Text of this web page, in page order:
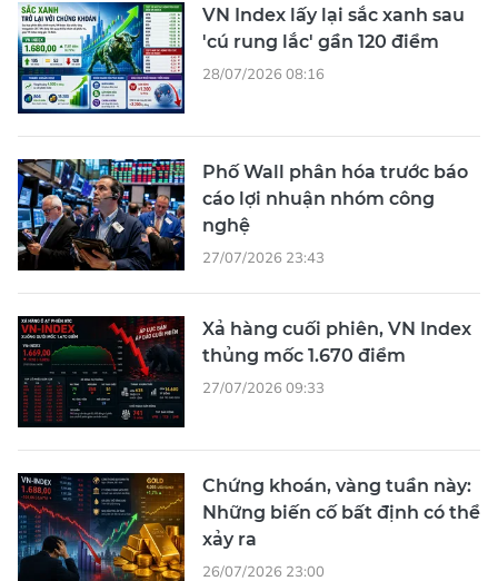
VN Index lấy lại sắc xanh sau
'cú rung lắc' gần 120 điểm
28/07/2026 08:16
Phố Wall phân hóa trước báo
cáo lợi nhuận nhóm công
nghệ
27/07/2026 23:43
Xả hàng cuối phiên, VN Index
thủng mốc 1.670 điểm
27/07/2026 09:33
Chứng khoán, vàng tuần này:
Những biến cố bất định có thể
xảy ra
26/07/2026 23:00